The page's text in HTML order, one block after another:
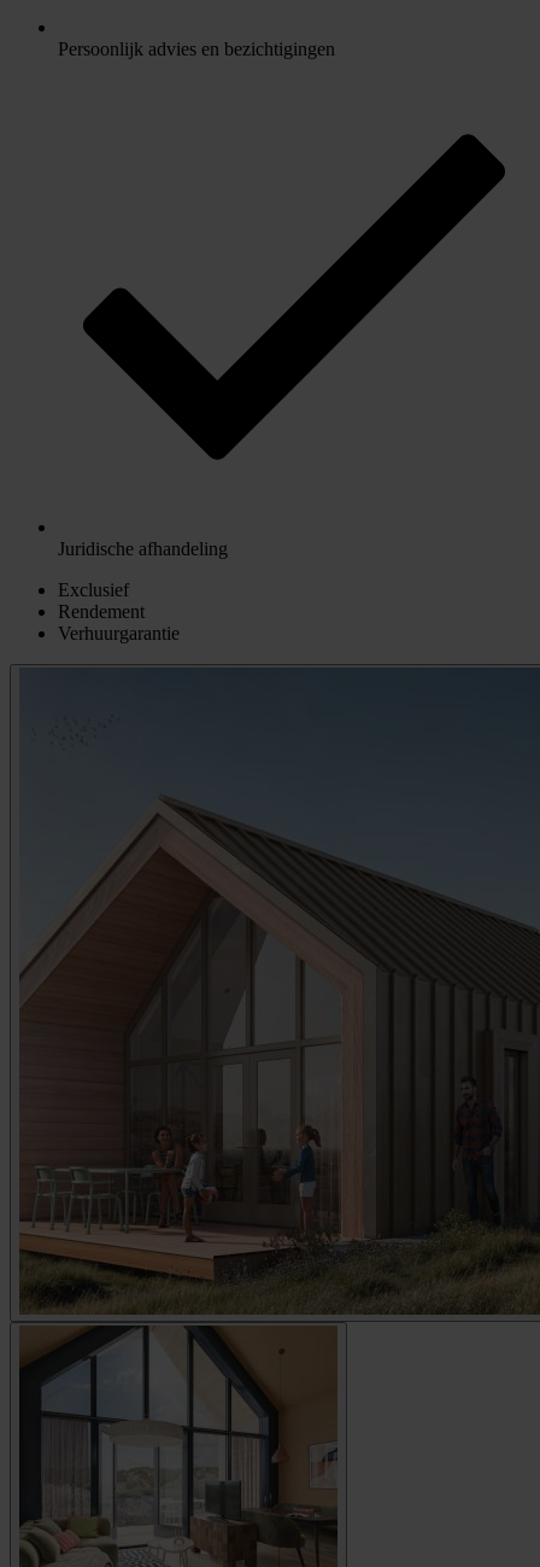
Persoonlijk advies en bezichtigingen
Juridische afhandeling
Exclusief
Rendement
Verhuurgarantie